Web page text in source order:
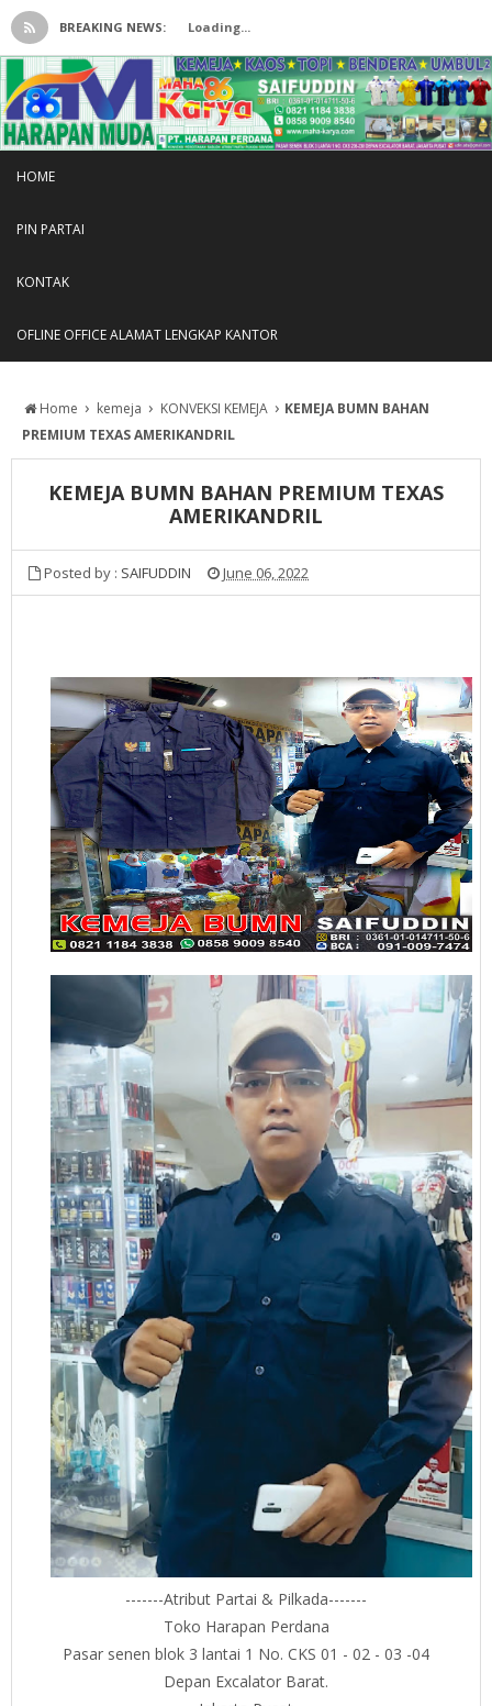
BREAKING NEWS: Loading...
HOME
PIN PARTAI
KONTAK
OFLINE OFFICE ALAMAT LENGKAP KANTOR
Home › kemeja › KONVEKSI KEMEJA › KEMEJA BUMN BAHAN
PREMIUM TEXAS AMERIKANDRIL
KEMEJA BUMN BAHAN PREMIUM TEXAS
AMERIKANDRIL
Posted by : SAIFUDDIN June 06, 2022
-------Atribut Partai & Pilkada-------
Toko Harapan Perdana
Pasar senen blok 3 lantai 1 No. CKS 01 - 02 - 03 -04
Depan Excalator Barat.